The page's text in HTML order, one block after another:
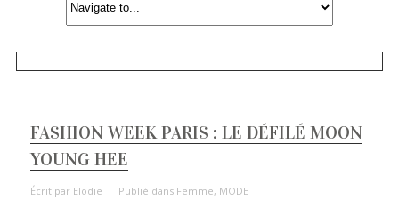
FASHION WEEK PARIS : LE DÉFILÉ MOON
YOUNG HEE
Écrit par Elodie Publié dans Femme, MODE